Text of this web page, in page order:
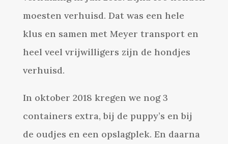
moesten verhuisd. Dat was een hele
klus en samen met Meyer transport en
heel veel vrijwilligers zijn de hondjes
verhuisd.
In oktober 2018 kregen we nog 3
containers extra, bij de puppy’s en bij
de oudjes en een opslagplek. En daarna